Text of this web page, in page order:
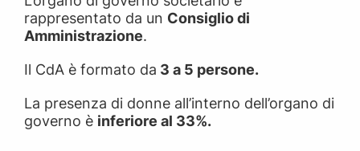
rappresentato da un Consiglio di
Amministrazione.
Il CdA è formato da 3 a 5 persone.
La presenza di donne all’interno dell’organo di
governo è inferiore al 33%.